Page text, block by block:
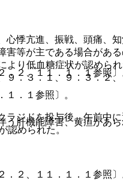
．２、１１．１．１参照
．１参照〕。
ジドを投与後、午前中
認められた。
２、１１．１．１参照〕
悸亢進、振戦、頭痛、
等が主である場合があ
り低血糖症状が認めら
．３．１、９．３．２
肝機能障害、黄疸があ